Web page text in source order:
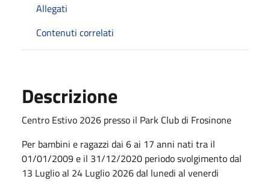
Allegati
Contenuti correlati
Descrizione
Centro Estivo 2026 presso il Park Club di Frosinone
Per bambini e ragazzi dai 6 ai 17 anni nati tra il
01/01/2009 e il 31/12/2020 periodo svolgimento dal
13 Luglio al 24 Luglio 2026 dal lunedi al venerdi